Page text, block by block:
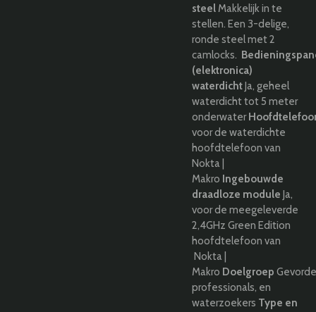
steelMakkelijk in te
stellen. Een 3-delige,
ronde steel met 2
camlocks.
(elektronica)
waterdichtJa, geheel
waterdicht tot 5 meter
onderwater
voor de waterdichte
hoofdtelefoon van
Nokta |
Makro Ingebouwde
draadloze module Ja,
voor de meegeleverde
2,4GHz Green Edition
hoofdtelefoon van
Nokta |
Makro Doelgroep G
professionals, en
waterzoekers Type en